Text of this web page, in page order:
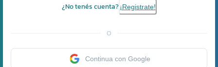
¿No tenés cuenta? ¡Registrate!
O
Continua con Google